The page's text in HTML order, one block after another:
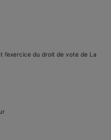
l’exercice du droit de vote de La